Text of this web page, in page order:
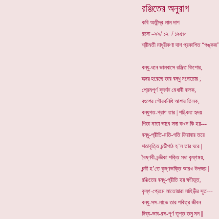
রঞ্জিতের অনুরাগ
কবি অতীন্দ্র লাল দাশ
রচনা –৯৯/ ১২ / ১৯৫৮
শ্রীমতী মাধুরীকণা দাশ প্রকাশিত
বন্ধু-ধনে ভালবাসে রঞ্জিত কিশোর,
হৃদয় হরেছে তার বন্ধু মনোচোর ;
প্রেমপূর্ণ সুদর্শন মেধাবী বালক,
বংশের গৌরবনিধি আশার তিলক,
বন্ধুগত-প্রাণ তার | শঙ্কিত হৃদয়
পিতা মাতা ভাবে সদা কখন কি হয়---
বন্ধু-প্রীতি-মতি-গতি ফিরাবার তরে
শতাবৃত্তি চন্ডীপাঠ হ’ল তার ঘরে |
বৈষ্ণবী-চন্ডীকা শক্তি সদা কৃষ্ণময়,
চন্ডী হ’তে কৃষ্ণভক্তি আরও উপজয় |
রঞ্জিতের বন্ধু-প্রীতি হয় ঘণীভূত,
কৃষ্ণ-প্রেমে মাতোয়ারা লাহিড়ীর সুত---
বন্ধু-সঙ্গ-লাভে তার পবিত্র জীবন
দিব্য-ভাব-রস-পূর্ণ তৃপ্ত তনু মন ||